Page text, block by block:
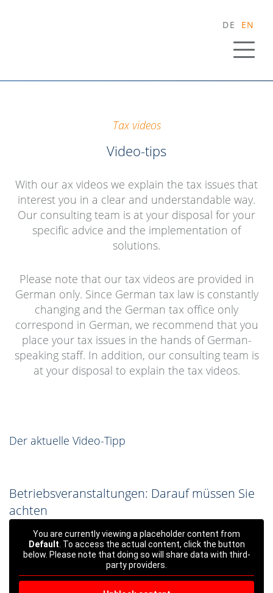
DE EN
Tax videos
Video-tips
With our ax videos we explain the tax issues that
interest you in a clear and understandable way.
Our consulting team is at your disposal for your
specific advice and the implementation of
solutions.
Please note that our tax videos are provided in
German only. Since German tax law is constantly
changing and the German tax office only
correspond in German, we recommend that you
place your tax issues in the hands of German-
speaking staff. In addition, our consulting team is
at your disposal to explain the tax videos.
Der aktuelle Video-Tipp
Betriebsveranstaltungen: Darauf müssen Sie
achten
You are currently viewing a placeholder content from
Default. To access the actual content, click the button
below. Please note that doing so will share data with third-
party providers.